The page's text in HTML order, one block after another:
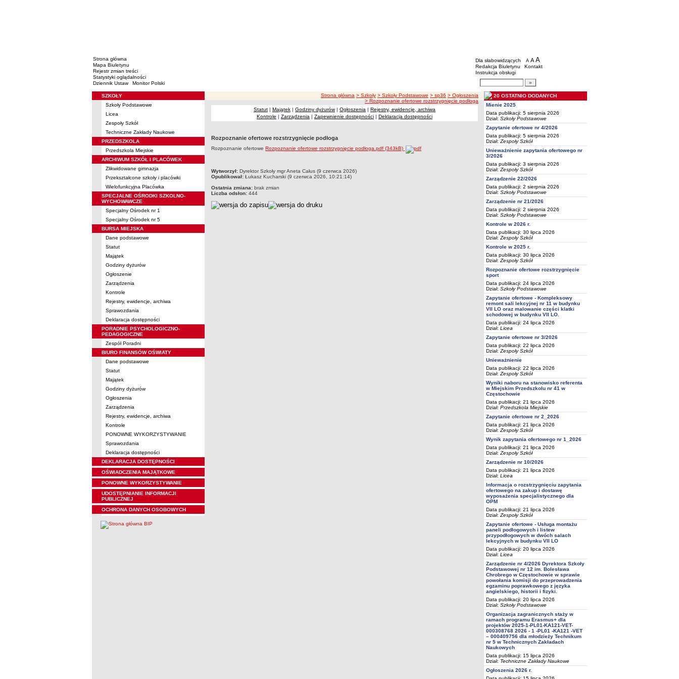
Strona główna
Mapa Biuletynu
Rejestr zmian treści
Statystyki oglądalności
Dziennik Ustaw
Monitor Polski
BIP - Oświata Częstochowa
Menu dodatkowe
Dla słabowidzących A pomniejsz czcionkę
A standardowy rozmiar czcionki
A
Redakcja Biuletynu
Kontakt
Instrukcja obsługi
Wyszukiwarka artykułów
Menu
SZKOŁY
Szkoły Podstawowe
Licea
Zespoły Szkół
Techniczne Zakłady Naukowe
PRZEDSZKOLA
Przedszkola Miejskie
ARCHIWUM SZKÓŁ I PLACÓWEK
Zlikwidowane gimnazja
Przekształcone szkoły i placówki
Wielofunkcyjna Placówka
SPECJALNE OŚRODKI SZKOLNO-
WYCHOWAWCZE
Specjalny Ośrodek nr 1
Specjalny Ośrodek nr 5
BURSA MIEJSKA
Dane podstawowe
Statut
Majątek
Godziny dyżurów
Ogłoszenie
Zarządzenia
Kontrole
Rejestry, ewidencje, archiwa
Sprawozdania
Deklaracja dostępności
PORADNIE PSYCHOLOGICZNO-
PEDAGOGICZNE
Zespół Poradni
BIURO FINANSÓW OŚWIATY
Dane podstawowe
Statut
Majątek
Godziny dyżurów
Ogłoszenia
Zarządzenia
Rejestry, ewidencje, archiwa
Kontrole
PONOWNE WYKORZYSTYWANIE
Sprawozdania
Deklaracja dostępności
DEKLARACJA DOSTĘPNOŚCI
OŚWIADCZENIA MAJĄTKOWE
PONOWNE WYKORZYSTYWANIE
UDOSTĘPNIANIE INFORMACJI
PUBLICZNEJ
OCHRONA DANYCH OSOBOWYCH
ścieżka nawigacji
Strona główna > Szkoły > Szkoły Podstawowe > sp36 > Ogłoszenia
> Rozpoznanie ofertowe rozstrzygnięcie podłoga
Statut | Majątek | Godziny dyżurów| Ogłoszenia | Rejestry, ewidencje, archiwa
Kontrole | Zarządzenia | Zapewnienie dostępności | Deklaracja dostępności
Rozpoznanie ofertowe rozstrzygnięcie podłoga
Rozpoznanie ofertowe Rozpoznanie ofertowe rozstrzygnięcie podłoga.pdf (343kB)
metryczka
Wytworzył: Dyrektor Szkoły mgr Aneta Całus (9 czerwca 2026)
Opublikował: Łukasz Kucharski (9 czerwca 2026, 10:21:14)
Ostatnia zmiana: brak zmian
Liczba odsłon: 444
20 OSTATNIO DODANYCH
Mienie 2025
Data publikacji: 5 sierpnia 2026
Dział: Szkoły Podstawowe
Zapytanie ofertowe nr 4/2026
Data publikacji: 5 sierpnia 2026
Dział: Zespoły Szkół
Unieważnienie zapytania ofertowego nr
3/2026
Data publikacji: 3 sierpnia 2026
Dział: Zespoły Szkół
Zarządzenie 22/2026
Data publikacji: 2 sierpnia 2026
Dział: Szkoły Podstawowe
Zarządzenie nr 21/2026
Data publikacji: 2 sierpnia 2026
Dział: Szkoły Podstawowe
Kontrole w 2026 r.
Data publikacji: 30 lipca 2026
Dział: Zespoły Szkół
Kontrole w 2025 r.
Data publikacji: 30 lipca 2026
Dział: Zespoły Szkół
Rozpoznanie ofertowe rozstrzygnięcie
sport
Data publikacji: 24 lipca 2026
Dział: Szkoły Podstawowe
Zapytanie ofertowe - Kompleksowy
remont sali lekcyjnej nr 11 w budynku
VII LO oraz malowanie części klatki
schodowej w budynku VII LO.
Data publikacji: 24 lipca 2026
Dział: Licea
Zapytanie ofertowe nr 3/2026
Data publikacji: 22 lipca 2026
Dział: Zespoły Szkół
Unieważnienie
Data publikacji: 22 lipca 2026
Dział: Zespoły Szkół
Wyniki naboru na stanowisko referenta
w Miejskim Przedszkolu nr 41 w
Częstochowie
Data publikacji: 21 lipca 2026
Dział: Przedszkola Miejskie
Zapytanie ofertowe nr 2_2026
Data publikacji: 21 lipca 2026
Dział: Zespoły Szkół
Wynik zapytania ofertowego nr 1_2026
Data publikacji: 21 lipca 2026
Dział: Zespoły Szkół
Zarządzenie nr 10/2026
Data publikacji: 21 lipca 2026
Dział: Licea
Informacja o rozstrzygnięciu zapytania
ofertowego na zakup i dostawę
wyposażenia specjalistycznego dla
OPM
Data publikacji: 21 lipca 2026
Dział: Zespoły Szkół
Zapytanie ofertowe - Usługa montażu
paneli podłogowych i listew
przypodłogowych w dwóch salach
lekcyjnych w budynku VII LO
Data publikacji: 20 lipca 2026
Dział: Licea
Zarządzenie nr 4/2026 Dyrektora Szkoły
Podstawowej nr 12 im. Bolesława
Chrobrego w Częstochowie w sprawie
powołania komisji do przeprowadzenia
egzaminu poprawkowego z języka
angielskiego, historii i fizyki.
Data publikacji: 20 lipca 2026
Dział: Szkoły Podstawowe
Organizacja zagranicznych staży w
ramach programu Erasmus+ dla
projektów 2025-1-PL01-KA121-VET-
000308768 2026 - 1 -PL01 -KA121 -VET
– 000409756 dla młodzieży Technikum
nr 5 w Technicznych Zakładach
Naukowych
Data publikacji: 15 lipca 2026
Dział: Techniczne Zakłady Naukowe
Ogłoszenia 2026 r.